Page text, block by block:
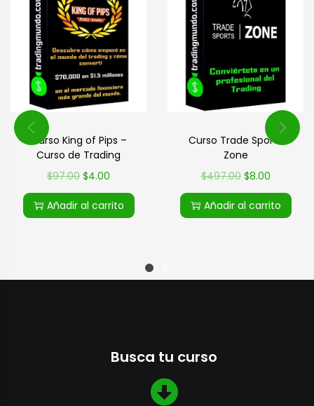
Curso King of Pips –
Curso de Trading
$97.00 $4.00
Añadir al carrito
Curso Trade Sports
Zone
$497.00 $8.00
Añadir al carrito
Busca tu curso